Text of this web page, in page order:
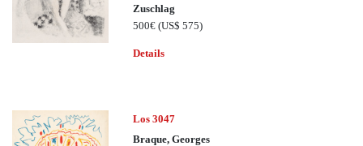
Zuschlag
500€(US$ 575)
Details
Los 3047
Braque, Georges